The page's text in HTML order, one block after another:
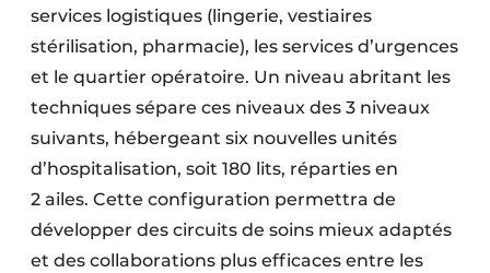
services logistiques (lingerie, vestiaires
stérilisation, pharmacie), les services d’urgences
et le quartier opératoire. Un niveau abritant les
techniques sépare ces niveaux des 3 niveaux
suivants, hébergeant six nouvelles unités
d’hospitalisation, soit 180 lits, réparties en
2 ailes. Cette configuration permettra de
développer des circuits de soins mieux adaptés
et des collaborations plus efficaces entre les